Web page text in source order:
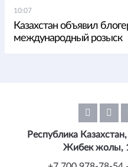
10:07
Казахстан объявил
международный розыск
Республика
Жибек жолы,